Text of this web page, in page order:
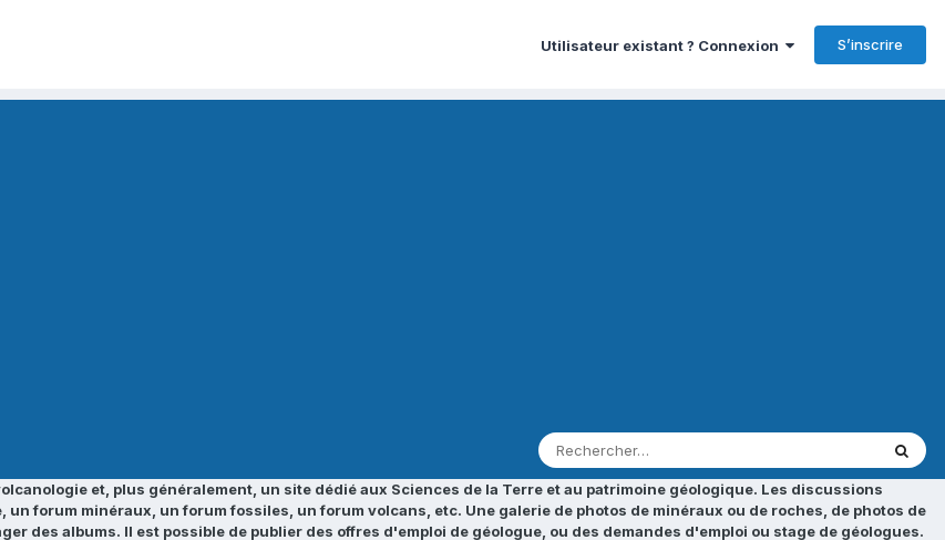
Utilisateur existant ? Connexion S’inscrire
et, plus généralement, un site dédié aux Sciences de la Terre et au patrimoine géologique. Les discussions
forum minéraux, un forum fossiles, un forum volcans, etc. Une galerie de photos de minéraux ou de roches, de photos de
des albums. Il est possible de publier des offres d'emploi de géologue, ou des demandes d'emploi ou stage de géologues.